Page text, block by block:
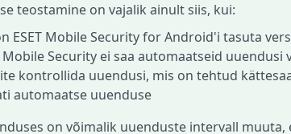
teostamine on vajalik ainult siis, kui:
ESET Mobile Security for Android'i tasuta
Mobile Security ei saa automaatseid uuendusi
kontrollida uuendusi, mis on tehtud
automaatse uuenduse
on võimalik uuenduste intervall muuta,